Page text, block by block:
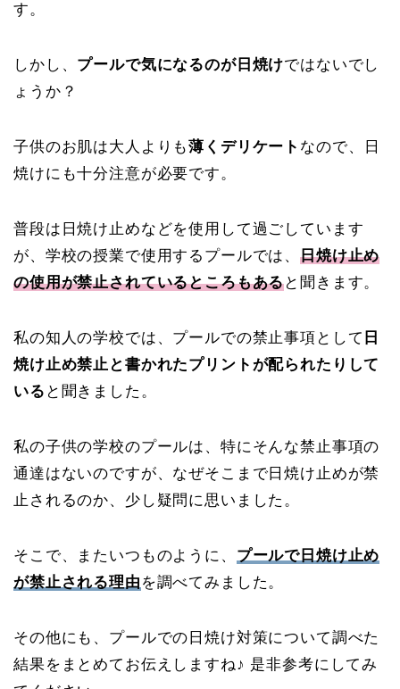
す。
しかし、 プールで気になるのが日焼けではないでし
ょうか？
子供のお肌は大人よりも薄くデリケート なので、日
焼けにも十分注意が必要です。
普段は日焼け止めなどを使用して過ごしています
が、学校の授業で使用するプールでは、日焼け止め
の使用が禁止されているところもあると聞きます。
私の知人の学校では、プールでの禁止事項として 日
焼け止め禁止と書かれたプリントが配られたりして
いる と聞きました。
私の子供の学校のプールは、特にそんな禁止事項の
通達はないのですが、なぜそこまで日焼け止めが禁
止されるのか、少し疑問に思いました。
そこで、またいつものように、 プールで日焼け止め
が禁止される理由 を調べてみました。
その他にも、プールでの日焼け対策について調べた
結果をまとめてお伝えしますね♪ 是非参考にしてみ